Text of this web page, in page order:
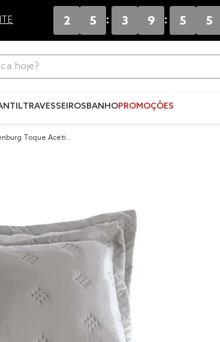
2 5 : 3 9 : 5 5
TRAVESSEIROSBANHOPROMOÇÕES
Toque Acetin